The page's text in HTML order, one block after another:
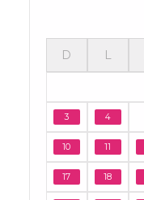
D L
3 4
10 11
17 18